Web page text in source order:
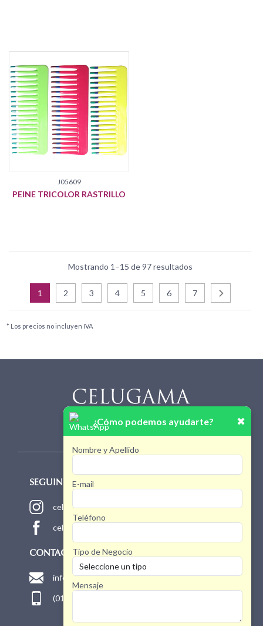
J05609
PEINE TRICOLOR RASTRILLO
Mostrando 1–15 de 97 resultados
1 2 3 4 5 6 7
* Los precios no incluyen IVA
SEGUINOS!
celugamaoficial
celugamaoficial
CONTACTO
info@celugama.com.ar
(011) 4768 1775
¿Cómo podemos ayudarte? ✖
Nombre y Apellido
E-mail
Teléfono
Tipo de Negocio
Mensaje